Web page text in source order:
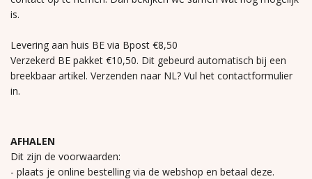
is.
Levering aan huis BE via Bpost €8,50
Verzekerd BE pakket €10,50. Dit gebeurd automatisch bij een
breekbaar artikel. Verzenden naar NL? Vul het contactformulier
in.
AFHALEN
Dit zijn de voorwaarden:
- plaats je online bestelling via de webshop en betaal deze.